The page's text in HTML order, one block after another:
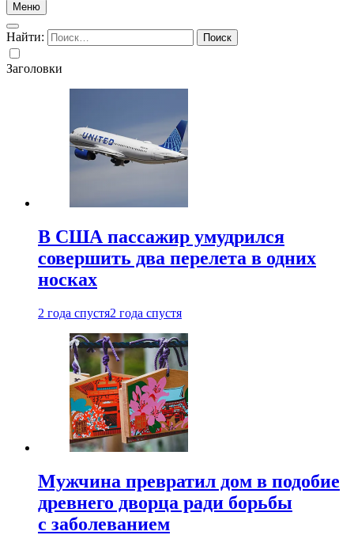
Меню
Найти:
Заголовки
В США пассажир умудрился
совершить два перелета в одних
носках
2 года спустя2 года спустя
Мужчина превратил дом в подобие
древнего дворца ради борьбы
с заболеванием